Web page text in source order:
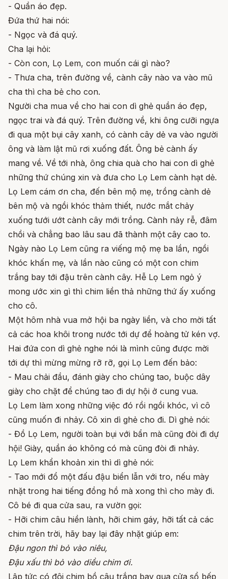
- Quần áo đẹp.
Đứa thứ hai nói:
- Ngọc và đá quý.
Cha lại hỏi:
- Còn con, Lọ Lem, con muốn cái gì nào?
- Thưa cha, trên đường về, cành cây nào va vào mũ
cha thì cha bẻ cho con.
Người cha mua về cho hai con dì ghẻ quần áo đẹp,
ngọc trai và đá quý. Trên đường về, khi ông cưỡi ngựa
đi qua một bụi cây xanh, có cành cây dẻ va vào người
ông và làm lật mũ rơi xuống đất. Ông bẻ cành ấy
mang về. Về tới nhà, ông chia quà cho hai con dì ghẻ
những thứ chúng xin và đưa cho Lọ Lem cành hạt dẻ.
Lọ Lem cám ơn cha, đến bên mộ mẹ, trồng cành dẻ
bên mộ và ngồi khóc thảm thiết, nước mắt chảy
xuống tưới ướt cành cây mới trồng. Cành nảy rễ, đâm
chồi và chẳng bao lâu sau đã thành một cây cao to.
Ngày nào Lọ Lem cũng ra viếng mộ mẹ ba lần, ngồi
khóc khấn mẹ, và lần nào cũng có một con chim
trắng bay tới đậu trên cành cây. Hễ Lọ Lem ngỏ ý
mong ước xin gì thì chim liền thả những thứ ấy xuống
cho cô.
Một hôm nhà vua mở hội ba ngày liền, và cho mời tất
cả các hoa khôi trong nước tới dự để hoàng tử kén vợ.
Hai đứa con dì ghẻ nghe nói là mình cũng được mời
tới dự thì mừng mừng rỡ rỡ, gọi Lọ Lem đến bảo:
- Mau chải đầu, đánh giày cho chúng tao, buộc dây
giày cho chặt để chúng tao đi dự hội ở cung vua.
Lọ Lem làm xong những việc đó rồi ngồi khóc, vì cô
cũng muốn đi nhảy. Cô xin dì ghẻ cho đi. Dì ghẻ nói:
- Đồ Lọ Lem, người toàn bụi với bẩn mà cũng đòi đi dự
hội! Giày, quần áo không có mà cũng đòi đi nhảy.
Lọ Lem khẩn khoản xin thì dì ghẻ nói:
- Tao mới đổ một đấu đậu biển lẫn với tro, nếu mày
nhặt trong hai tiếng đồng hồ mà xong thì cho mày đi.
Cô bé đi qua cửa sau, ra vườn gọi:
- Hỡi chim câu hiền lành, hỡi chim gáy, hỡi tất cả các
chim trên trời, hãy bay lại đây nhặt giúp em:
Đậu ngon thì bỏ vào niêu,
Đậu xấu thì bỏ vào diều chim ơi.
Lập tức có đôi chim bồ câu trắng bay qua cửa sổ bếp